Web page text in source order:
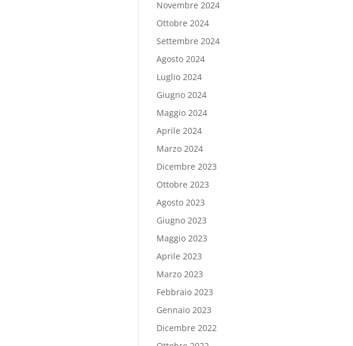
Novembre 2024
Ottobre 2024
Settembre 2024
Agosto 2024
Luglio 2024
Giugno 2024
Maggio 2024
Aprile 2024
Marzo 2024
Dicembre 2023
Ottobre 2023
Agosto 2023
Giugno 2023
Maggio 2023
Aprile 2023
Marzo 2023
Febbraio 2023
Gennaio 2023
Dicembre 2022